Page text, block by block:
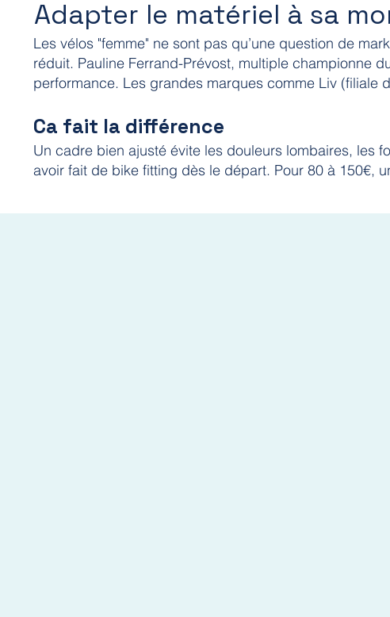
Adapter le matériel à sa
Les vélos "femme" ne sont pas qu’une question de
réduit. Pauline Ferrand-Prévost, multiple championne
performance. Les grandes marques comme Liv (filiale
Ca fait la différence
Un cadre bien ajusté évite les douleurs lombaires, les
avoir fait de bike fitting dès le départ. Pour 80 à 150€,